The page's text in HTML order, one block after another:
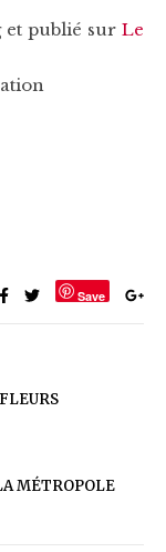
publié sur Le
Save
MÉTROPOLE